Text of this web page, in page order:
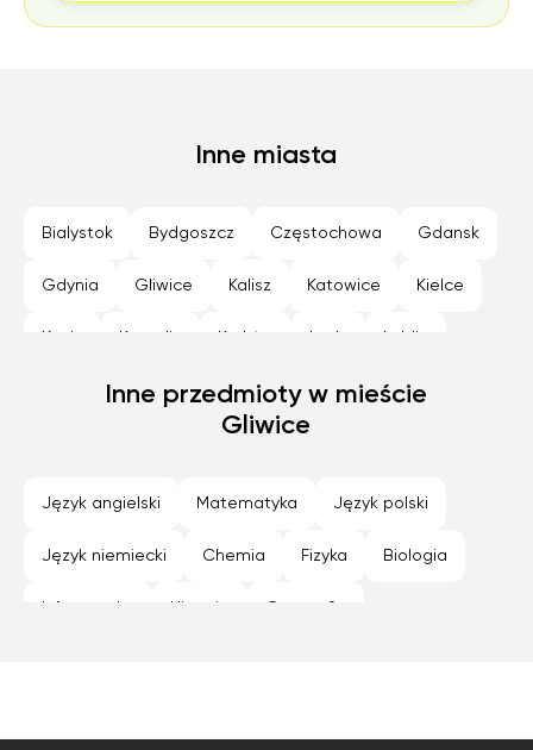
Inne miasta
Bialystok Bydgoszcz Częstochowa Gdansk
Gdynia Gliwice Kalisz Katowice Kielce
Konin Koszalin Kraków Lodz Lublin
Nowy Sącz Olsztyn Opole Płock Poznan
Sosnowiec Szczecin Tarnów Toruń
Warszawa Wroclaw Zabrze Zamość
Zielona Góra
Inne przedmioty w mieście
Gliwice
Język angielski Matematyka Język polski
Język niemiecki Chemia Fizyka Biologia
Informatyka Historia Geografia